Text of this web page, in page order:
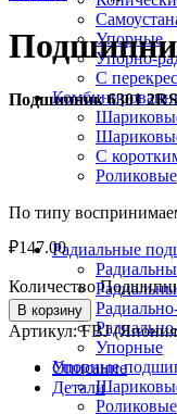
Упорные
Упорно-
C
С
Роликовые
По типу
Радиальные
Упорные
Упорные
Роликовые
Подшипник 6301 2RS
₽147.00
Количество
В корзину
Артикул:FBJ
Описание
Детали